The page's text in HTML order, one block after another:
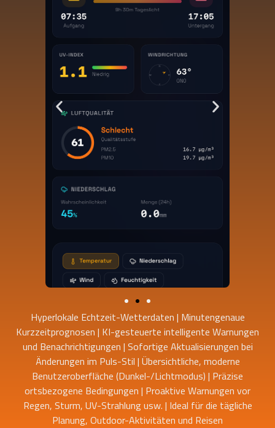
Hyperlokale Echtzeit-Wetterdaten | Minutengenaue
Kurzzeitprognosen | KI-gesteuerte intelligente Warnungen
und Benachrichtigungen | Sofortige Aktualisierungen bei
Änderungen im Puls-Stil | Übersichtliche, moderne
Benutzeroberfläche (Dunkel-/Lichtmodus) | Präzise
ortsbezogene Bedingungen | Proaktive Warnungen vor
Regen, Sturm, UV-Strahlung usw. | Ideal für die tägliche
Planung, Outdoor-Aktivitäten und Reisen